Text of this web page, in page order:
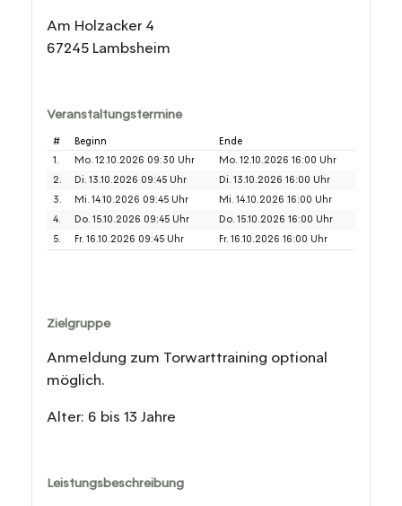
Am Holzacker 4
67245 Lambsheim
Veranstaltungstermine
# Beginn
Ende
1.
Mo. 12.10.2026 09:30 Uhr
Mo. 12.10.2026 16:00 Uhr
2.
Di. 13.10.2026 09:45 Uhr
Di. 13.10.2026 16:00 Uhr
3.
Mi. 14.10.2026 09:45 Uhr
Mi. 14.10.2026 16:00 Uhr
4.
Do. 15.10.2026 09:45 Uhr
Do. 15.10.2026 16:00 Uhr
5.
Fr. 16.10.2026 09:45 Uhr Fr. 16.10.2026 16:00 Uhr
Zielgruppe
Anmeldung zum Torwarttraining optional
möglich.
Alter: 6 bis 13 Jahre
Leistungsbeschreibung